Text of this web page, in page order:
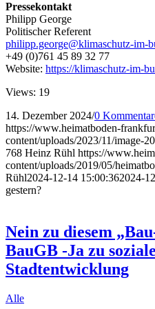
Pressekontakt
Philipp George
Politischer Referent
philipp.george@klimaschutz-im-
+49 (0)761 45 89 32 77
Website: https://klimaschutz-im-
Views: 19
14. Dezember 2024/0
https://www.heimatboden-
content/uploads/2023/11/image-
768 Heinz Rühl https://
content/uploads/2019/05/
Rühl2024-12-14 15:00:362024-
gestern?
Nein zu diesem
BauGB -Ja zu
Stadtentwicklung
Alle